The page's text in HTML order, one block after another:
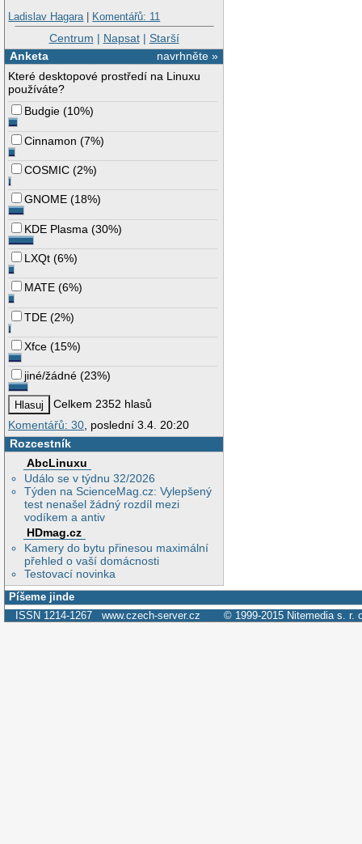
Ladislav Hagara| Komentářů: 11
Centrum | Napsat| Starší
navrhněte »
Anketa
Které desktopové prostředí na Linuxu
používáte?
Budgie (10%)
Cinnamon (7%)
COSMIC (2%)
GNOME (18%)
KDE Plasma (30%)
LXQt (6%)
MATE (6%)
TDE (2%)
Xfce (15%)
jiné/žádné (23%)
Celkem 2352 hlasů
Komentářů: 30 , poslední 3.4. 20:20
Rozcestník
AbcLinuxu
Událo se v týdnu 32/2026
Týden na ScienceMag.cz: Vylepšený
test nenašel žádný rozdíl mezi
vodíkem a antiv
HDmag.cz
Kamery do bytu přinesou maximální
přehled o vaší domácnosti
Testovací novinka
Píšeme jinde
ISSN 1214-1267 www.czech-server.cz © 1999-2015 Nitemedia s. r.